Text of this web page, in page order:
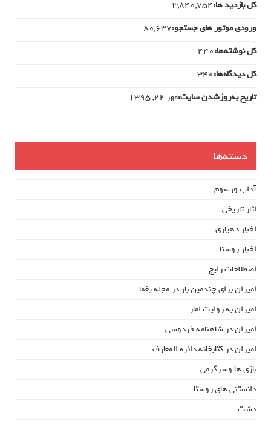
کل بازدید ها:3,840,754
ورودی‌ موتور های جستجو:80,637
کل نوشته‌ها:440
کل دیدگاه‌ها:340
تاریخ به‌روزشدن سایت:مهر ۲۲, ۱۳۹۵
دسته‌ها
آداب ورسوم
اثار تاریخی
اخبار دهیاری
اخبار روستا
اصطلاحات رایج
امیران برای چندمین بار در مجله یغما
امیران به روایت امار
امیران در شاهنامه فردوسی
امیران در کتابخانه دائره المعارف
بازی ها وسرگرمی
دانستنی های روستا
دشت